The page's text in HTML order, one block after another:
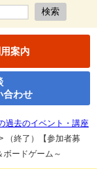
案内
合わせ
過去のイベント・講座
（終了）【参加者募
ードゲーム～